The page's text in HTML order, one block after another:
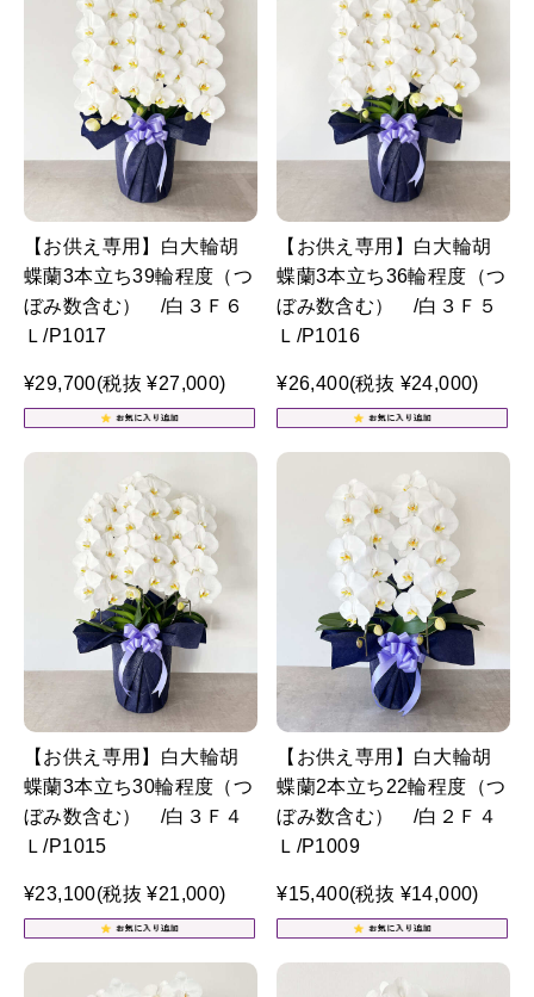
【お供え専用】白大輪胡
蝶蘭3本立ち39輪程度（つ
ぼみ数含む） /白３Ｆ６
Ｌ/P1017
¥29,700(税抜 ¥27,000)
【お供え専用】白大輪胡
蝶蘭3本立ち36輪程度（つ
ぼみ数含む） /白３Ｆ５
Ｌ/P1016
¥26,400(税抜 ¥24,000)
【お供え専用】白大輪胡
蝶蘭3本立ち30輪程度（つ
ぼみ数含む） /白３Ｆ４
Ｌ/P1015
¥23,100(税抜 ¥21,000)
【お供え専用】白大輪胡
蝶蘭2本立ち22輪程度（つ
ぼみ数含む） /白２Ｆ４
Ｌ/P1009
¥15,400(税抜 ¥14,000)